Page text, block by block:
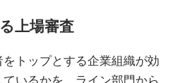
上場審査
トップとする企業組織が効